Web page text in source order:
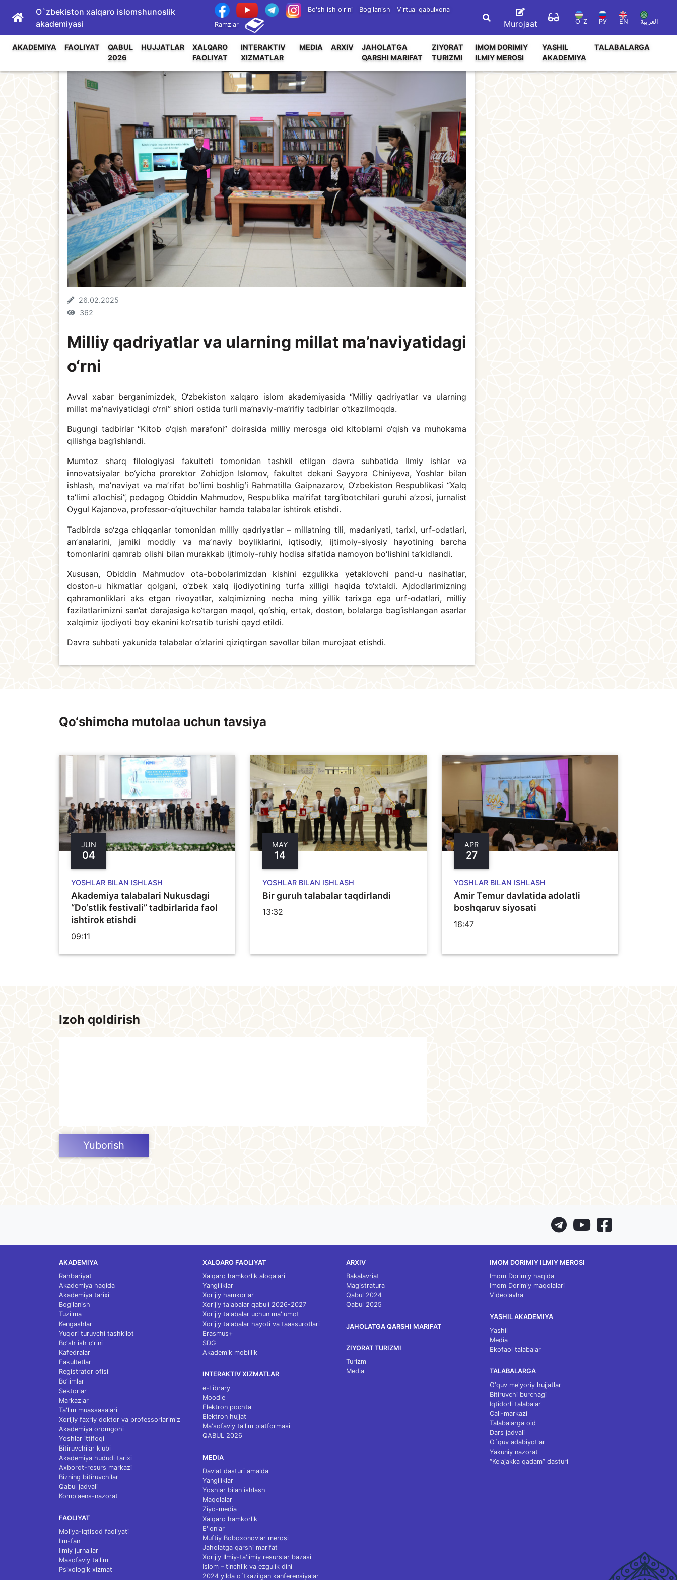
O`zbekiston xalqaro islomshunoslik
akademiyasi
Bo'sh ish o'rini Bog'lanish
Virtual qabulxona
Ramzlar
Murojaat O`Z РУ EN العربية
AKADEMIYA FAOLIYAT
QABUL
2026
HUJJATLAR
XALQARO
FAOLIYAT
INTERAKTIV
XIZMATLAR
MEDIA ARXIV
JAHOLATGA
QARSHI MARIFAT
ZIYORAT
TURIZMI
IMOM DORIMIY
ILMIY MEROSI
YASHIL
AKADEMIYA
TALABALARGA
26.02.2025
362
Milliy qadriyatlar va ularning millat ma’naviyatidagi
o‘rni
Avval xabar berganimizdek, O‘zbekiston xalqaro islom akademiyasida “Milliy qadriyatlar va ularning
millat ma’naviyatidagi o‘rni” shiori ostida turli ma’naviy-ma’rifiy tadbirlar o‘tkazilmoqda.
Bugungi tadbirlar “Kitob o‘qish marafoni” doirasida milliy merosga oid kitoblarni o‘qish va muhokama
qilishga bag‘ishlandi.
Mumtoz sharq filologiyasi fakulteti tomonidan tashkil etilgan davra suhbatida Ilmiy ishlar va
innovatsiyalar bo‘yicha prorektor Zohidjon Islomov, fakultet dekani Sayyora Chiniyeva, Yoshlar bilan
ishlash, maʼnaviyat va maʼrifat boʻlimi boshligʻi Rahmatilla Gaipnazarov, O‘zbekiston Respublikasi “Xalq
ta’limi a’lochisi”, pedagog Obiddin Mahmudov, Respublika ma’rifat targ‘ibotchilari guruhi a’zosi, jurnalist
Oygul Kajanova, professor-o‘qituvchilar hamda talabalar ishtirok etishdi.
Tadbirda so‘zga chiqqanlar tomonidan milliy qadriyatlar – millatning tili, madaniyati, tarixi, urf-odatlari,
anʼanalarini, jamiki moddiy va maʼnaviy boyliklarini, iqtisodiy, ijtimoiy-siyosiy hayotining barcha
tomonlarini qamrab olishi bilan murakkab ijtimoiy-ruhiy hodisa sifatida namoyon boʻlishini ta’kidlandi.
Xususan, Obiddin Mahmudov ota-bobolarimizdan kishini ezgulikka yetaklovchi pand-u nasihatlar,
doston-u hikmatlar qolgani, o‘zbek xalq ijodiyotining turfa xilligi haqida to‘xtaldi. Ajdodlarimizning
qahramonliklari aks etgan rivoyatlar, xalqimizning necha ming yillik tarixga ega urf-odatlari, milliy
fazilatlarimizni san’at darajasiga ko‘targan maqol, qo‘shiq, ertak, doston, bolalarga bag‘ishlangan asarlar
xalqimiz ijodiyoti boy ekanini ko‘rsatib turishi qayd etildi.
Davra suhbati yakunida talabalar o‘zlarini qiziqtirgan savollar bilan murojaat etishdi.
Qo‘shimcha mutolaa uchun tavsiya
JUN
04
YOSHLAR BILAN ISHLASH
Akademiya talabalari Nukusdagi
“Do‘stlik festivali” tadbirlarida faol
ishtirok etishdi
09:11
MAY
14
YOSHLAR BILAN ISHLASH
Bir guruh talabalar taqdirlandi
13:32
APR
27
YOSHLAR BILAN ISHLASH
Amir Temur davlatida adolatli
boshqaruv siyosati
16:47
Izoh qoldirish
Yuborish
AKADEMIYA
Rahbariyat
Akademiya haqida
Akademiya tarixi
Bog'lanish
Tuzilma
Kengashlar
Yuqori turuvchi tashkilot
Bo‘sh ish o‘rini
Kafedralar
Fakultetlar
Registrator ofisi
Bo‘limlar
Sektorlar
Markazlar
Ta'lim muassasalari
Xorijiy faxriy doktor va professorlarimiz
Akademiya oromgohi
Yoshlar ittifoqi
Bitiruvchilar klubi
Akademiya hududi tarixi
Axborot-resurs markazi
Bizning bitiruvchilar
Qabul jadvali
Komplaens-nazorat
FAOLIYAT
Moliya-iqtisod faoliyati
Ilm-fan
Ilmiy jurnallar
Masofaviy ta'lim
Psixologik xizmat
XALQARO FAOLIYAT
Xalqaro hamkorlik aloqalari
Yangiliklar
Xorijiy hamkorlar
Xorijiy talabalar qabuli 2026-2027
Xorijiy talabalar uchun ma'lumot
Xorijiy talabalar hayoti va taassurotlari
Erasmus+
SDG
Akademik mobillik
INTERAKTIV XIZMATLAR
e-Library
Moodle
Elektron pochta
Elektron hujjat
Ma'sofaviy ta'lim platformasi
QABUL 2026
MEDIA
Davlat dasturi amalda
Yangiliklar
Yoshlar bilan ishlash
Maqolalar
Ziyo-media
Xalqaro hamkorlik
E'lonlar
Muftiy Boboxonovlar merosi
Jaholatga qarshi marifat
Xorijiy Ilmiy-ta'limiy resurslar bazasi
Islom – tinchlik va ezgulik dini
2024 yilda o`tkazilgan kanferensiyalar
ARXIV
Bakalavriat
Magistratura
Qabul 2024
Qabul 2025
JAHOLATGA QARSHI MARIFAT
ZIYORAT TURIZMI
Turizm
Media
IMOM DORIMIY ILMIY MEROSI
Imom Dorimiy haqida
Imom Dorimiy maqolalari
Videolavha
YASHIL AKADEMIYA
Yashil
Media
Ekofaol talabalar
TALABALARGA
O‘quv me'yoriy hujjatlar
Bitiruvchi burchagi
Iqtidorli talabalar
Call-markazi
Talabalarga oid
Dars jadvali
O`quv adabiyotlar
Yakuniy nazorat
“Kelajakka qadam” dasturi